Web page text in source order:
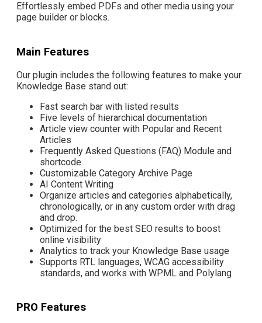
Effortlessly embed PDFs and other media using your
page builder or blocks.
Main Features
Our plugin includes the following features to make your
Knowledge Base stand out:
Fast search bar with listed results
Five levels of hierarchical documentation
Article view counter with Popular and Recent
Articles
Frequently Asked Questions (FAQ) Module and
shortcode.
Customizable Category Archive Page
AI Content Writing
Organize articles and categories alphabetically,
chronologically, or in any custom order with drag
and drop.
Optimized for the best SEO results to boost
online visibility
Analytics to track your Knowledge Base usage
Supports RTL languages, WCAG accessibility
standards, and works with WPML and Polylang
PRO Features